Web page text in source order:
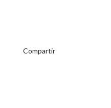
Compartir